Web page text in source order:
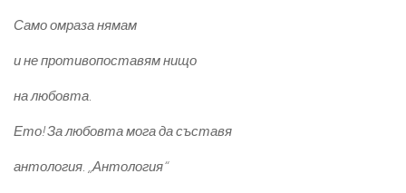
Само омраза нямам
и не противопоставям нищо
на любовта.
Ето! За любовта мога да съставя
антология. „Антология“